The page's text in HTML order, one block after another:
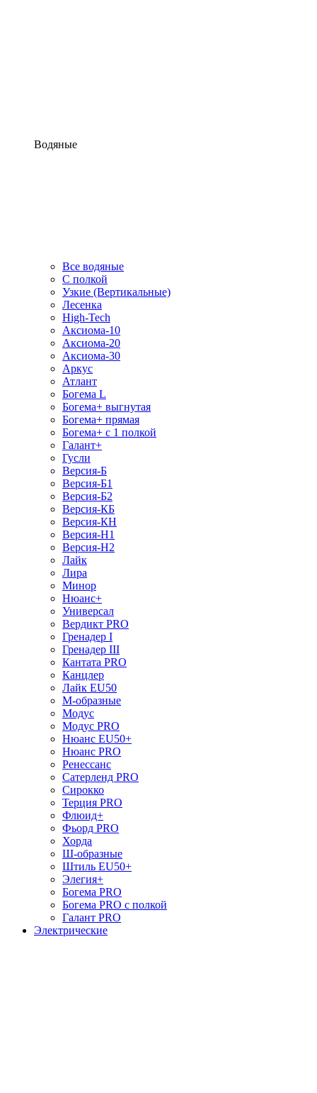
Водяные
Все водяные
С полкой
Узкие (Вертикальные)
Лесенка
High-Tech
Аксиома-10
Аксиома-20
Аксиома-30
Аркус
Атлант
Богема L
Богема+ выгнутая
Богема+ прямая
Богема+ с 1 полкой
Галант+
Гусли
Версия-Б
Версия-Б1
Версия-Б2
Версия-КБ
Версия-КН
Версия-Н1
Версия-Н2
Лайк
Лира
Минор
Нюанс+
Универсал
Вердикт PRO
Гренадер I
Гренадер III
Кантата PRO
Канцлер
Лайк EU50
М-образные
Модус
Модус PRO
Нюанс EU50+
Нюанс PRO
Ренессанс
Сатерленд PRO
Сирокко
Терция PRO
Флюид+
Фьорд PRO
Хорда
Ш-образные
Штиль EU50+
Элегия+
Богема PRO
Богема PRO с полкой
Галант PRO
Электрические